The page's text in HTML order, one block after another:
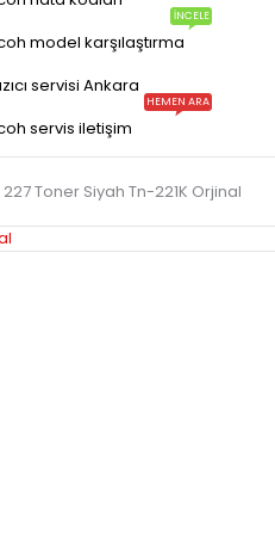
model karşılaştırma
İNCELE
servisi Ankara
servis iletişim
HEMEN ARA
Toner Siyah Tn-221K Orjinal